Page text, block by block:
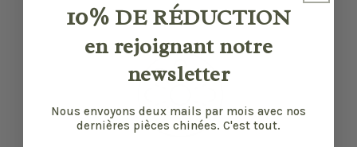
10% DE RÉDUCTION
en rejoignant notre
newsletter
Nous envoyons deux mails par mois avec nos
dernières pièces chinées. C'est tout.